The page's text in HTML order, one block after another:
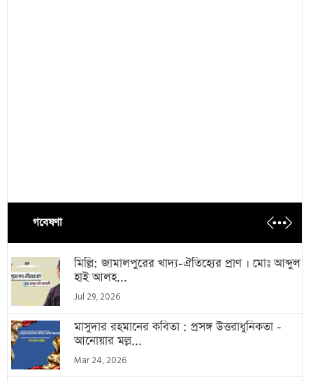
গবেষণা
মিল্লি: জামালপুরের খাদ্য-ঐতিহ্যের প্রাণ । মোঃ আব্দুল
হাই আলহ...
Jul 29, 2026
মাসুদার রহমানের কবিতা : প্রসঙ্গ উত্তরাধুনিকতা -
আনোয়ার মল্ল...
Mar 24, 2026